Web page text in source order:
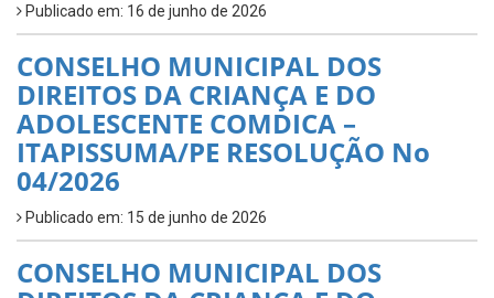
Publicado em: 16 de junho de 2026
CONSELHO MUNICIPAL DOS
DIREITOS DA CRIANÇA E DO
ADOLESCENTE COMDICA –
ITAPISSUMA/PE RESOLUÇÃO No
04/2026
Publicado em: 15 de junho de 2026
CONSELHO MUNICIPAL DOS